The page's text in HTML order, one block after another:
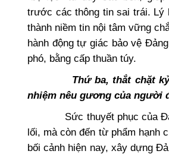
trước các thông tin sai trái. Lý
thành niềm tin nội tâm vững
hành động tự giác bảo vệ
phó, bằng cấp thuần túy.
Thứ ba, thắt chặt
nhiệm nêu gương của người
Sức thuyết phục của
lối, mà còn đến từ phẩm hạnh
bối cảnh hiện nay, xây dựng